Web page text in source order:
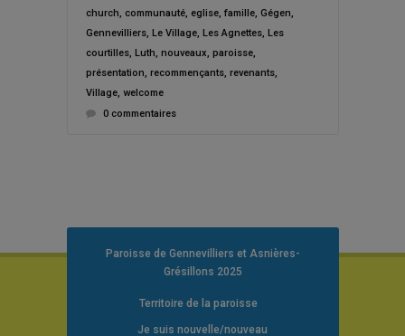
church
communauté, eglise, famille, Gégen
Gennevilliers, Le Village, Les Agnettes, Les
courtilles, Luth nouveaux paroisse,
présentation recommençants, revenants,
Village, welcome
0 commentaires
Paroisse de Gennevilliers et Asnières-
Grésillons 2025
Territoire de la paroisse
Je suis nouvelle/nouveau